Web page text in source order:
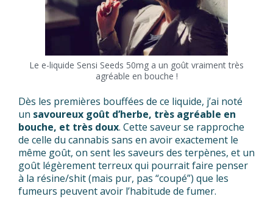
Le e-liquide Sensi Seeds 50mg a un goût vraiment très
agréable en bouche !
Dès les premières bouffées de ce liquide, j’ai noté
un savoureux goût d’herbe, très agréable en
bouche, et très doux. Cette saveur se rapproche
de celle du cannabis sans en avoir exactement le
même goût, on sent les saveurs des terpènes, et un
goût légèrement terreux qui pourrait faire penser
à la résine/shit (mais pur, pas “coupé”) que les
fumeurs peuvent avoir l’habitude de fumer.